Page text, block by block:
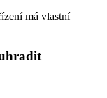
má vlastní